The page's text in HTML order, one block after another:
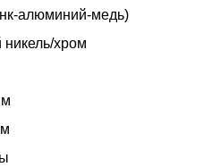
алюминий-медь)
хром